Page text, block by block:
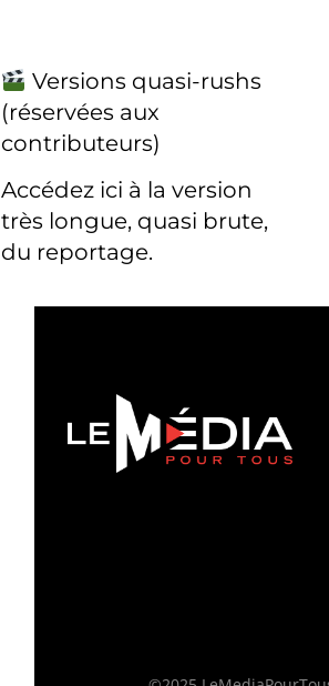
Versions quasi-rushs
(réservées aux
contributeurs)
Accédez ici à la version
très longue, quasi brute,
du reportage.